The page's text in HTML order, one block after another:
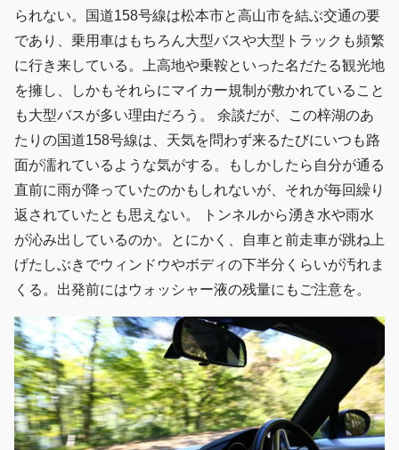
られない。国道158号線は松本市と高山市を結ぶ交通の要
であり、乗用車はもちろん大型バスや大型トラックも頻繁
に行き来している。上高地や乗鞍といった名だたる観光地
を擁し、しかもそれらにマイカー規制が敷かれていること
も大型バスが多い理由だろう。 余談だが、この梓湖のあ
たりの国道158号線は、天気を問わず来るたびにいつも路
面が濡れているような気がする。もしかしたら自分が通る
直前に雨が降っていたのかもしれないが、それが毎回繰り
返されていたとも思えない。 トンネルから湧き水や雨水
が沁み出しているのか。とにかく、自車と前走車が跳ね上
げたしぶきでウィンドウやボディの下半分くらいが汚れま
くる。出発前にはウォッシャー液の残量にもご注意を。